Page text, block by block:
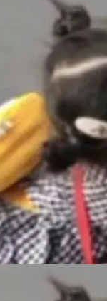
目
这
，
师
几
自
C
它
相
模